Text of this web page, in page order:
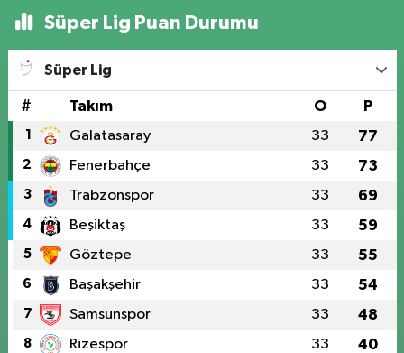
Süper Lig Puan Durumu
Süper Lig
# Takım O P
1 Galatasaray 33 77
2 Fenerbahçe 33 73
3 Trabzonspor 33 69
4 Beşiktaş 33 59
5 Göztepe 33 55
6 Başakşehir 33 54
7 Samsunspor 33 48
8 Rizespor 33 40